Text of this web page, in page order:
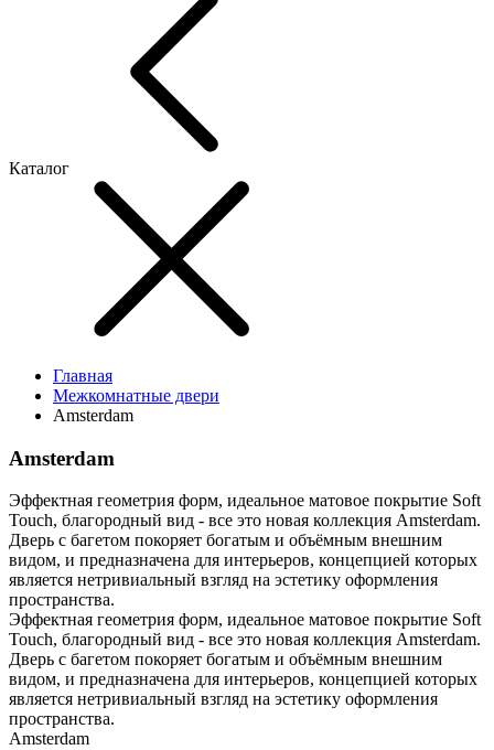
Каталог
Главная
Межкомнатные двери
Amsterdam
Amsterdam
Эффектная геометрия форм, идеальное матовое покрытие Soft
Touch, благородный вид - все это новая коллекция Amsterdam.
Дверь с багетом покоряет богатым и объёмным внешним
видом, и предназначена для интерьеров, концепцией которых
является нетривиальный взгляд на эстетику оформления
пространства.
Эффектная геометрия форм, идеальное матовое покрытие Soft
Touch, благородный вид - все это новая коллекция Amsterdam.
Дверь с багетом покоряет богатым и объёмным внешним
видом, и предназначена для интерьеров, концепцией которых
является нетривиальный взгляд на эстетику оформления
пространства.
Amsterdam